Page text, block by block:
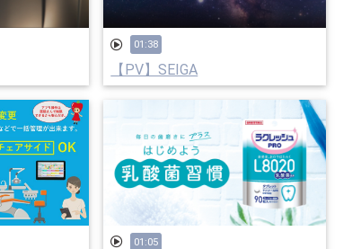
01:38
【PV】SEIGA
01:05